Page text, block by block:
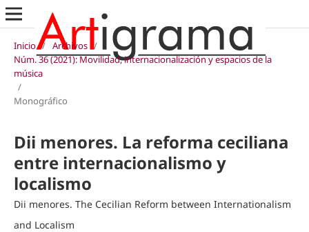
Inicio / Archivos /
Núm. 36 (2021): Movilidad, internacionalización y espacios de la
música
/
Monográfico
Dii menores. La reforma ceciliana
entre internacionalismo y
localismo
Dii menores. The Cecilian Reform between Internationalism
and Localism